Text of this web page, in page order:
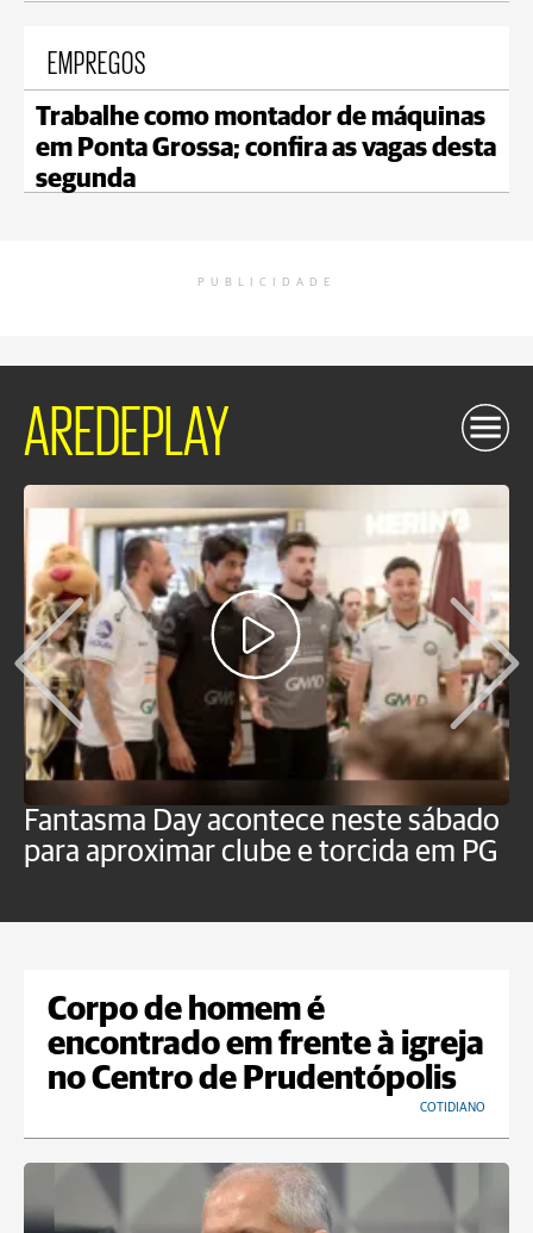
EMPREGOS
Trabalhe como montador de máquinas
em Ponta Grossa; confira as vagas desta
segunda
PUBLICIDADE
AREDEPLAY
Fantasma Day acontece neste sábado
para aproximar clube e torcida em PG
Corpo de homem é
encontrado em frente à igreja
no Centro de Prudentópolis
COTIDIANO